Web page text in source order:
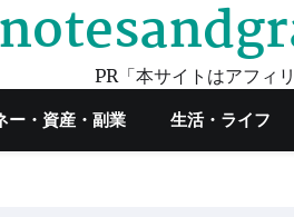
PR「本サイトはアフィ
ー・資産・副業 生活・ライフ